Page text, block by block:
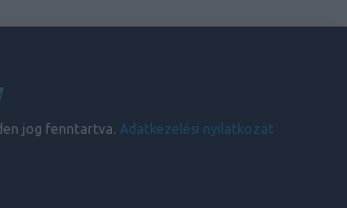
jog fenntartva. Adatkezelési nyilatkozat